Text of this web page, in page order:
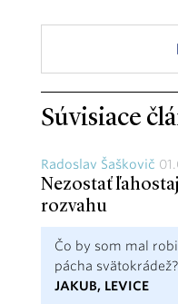
Súvisiace
Radoslav Šaškovič
Nezostať
rozvahu
Čo by som mal
pácha svätokrádež?
JAKUB, LEVICE